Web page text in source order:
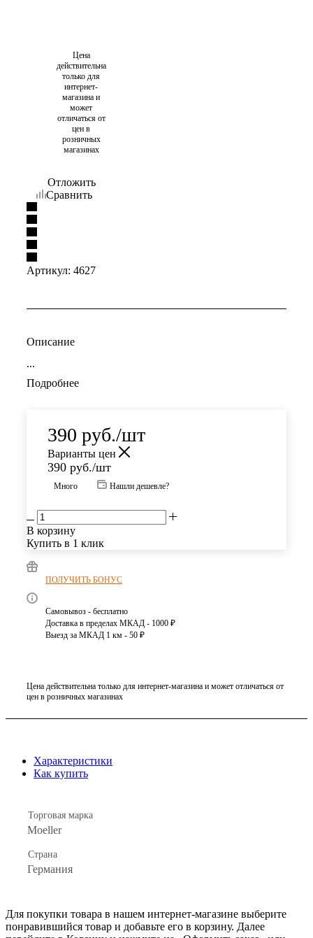
Цена
действительна
только для
интернет-
магазина и
может
отличаться от
цен в
розничных
магазинах
Отложить
Сравнить
Артикул: 4627
Описание
...
Подробнее
390 руб./шт
Варианты цен
390 руб./шт
Много Нашли дешевле?
В корзину
Купить в 1 клик
ПОЛУЧИТЬ БОНУС
Самовывоз - бесплатно
Доставка в пределах МКАД - 1000 ₽
Выезд за МКАД 1 км - 50 ₽
Цена действительна только для интернет-магазина и может отличаться от
цен в розничных магазинах
Характеристики
Как купить
Торговая марка
Moeller
Страна
Германия
Для покупки товара в нашем интернет-магазине выберите
понравившийся товар и добавьте его в корзину. Далее